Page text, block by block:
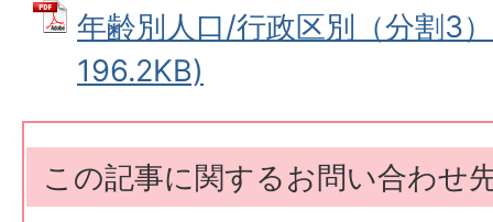
年齢別人口/行政区別（分割3
196.2KB)
この記事に関するお問い合わせ